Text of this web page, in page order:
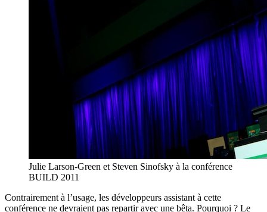
Julie Larson-Green et Steven Sinofsky à la conférence
BUILD 2011
Contrairement à l’usage, les développeurs assistant à cette
conférence ne devraient pas repartir avec une bêta. Pourquoi ? Le